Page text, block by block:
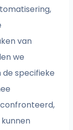
van
we
de specifieke